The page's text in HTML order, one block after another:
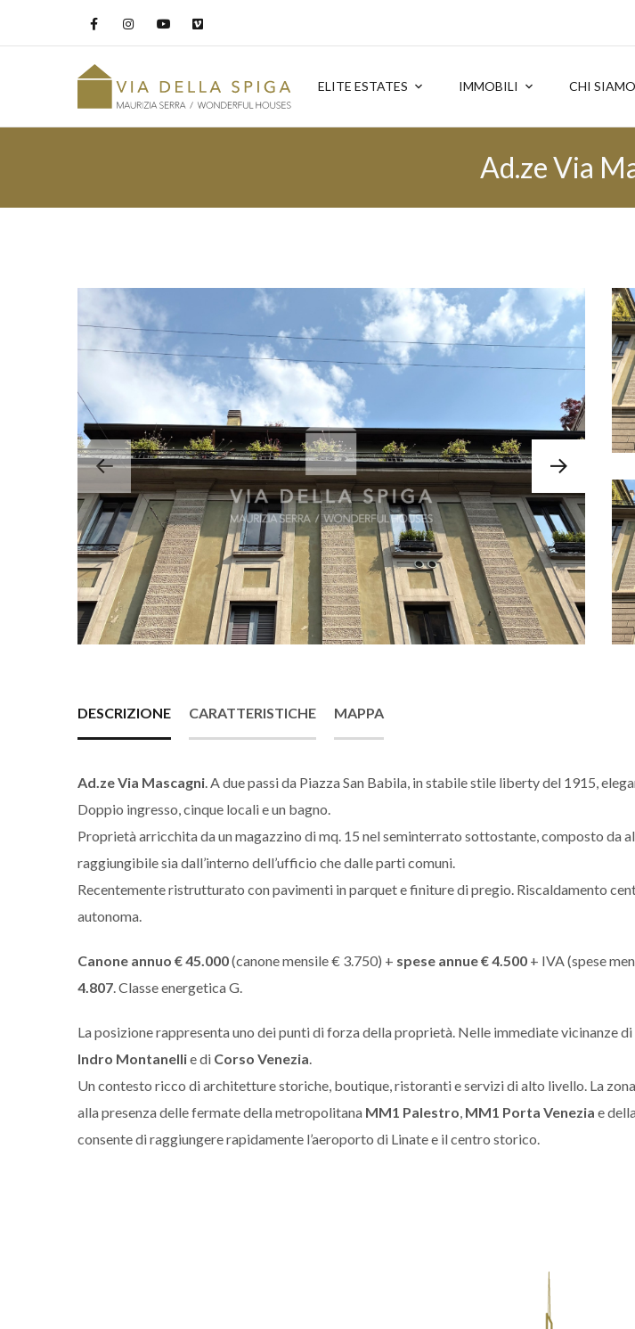
ELITE ESTATES IMMOBILI CHI SIAMO
Ad.ze Via
DESCRIZIONE CARATTERISTICHE MAPPA
Ad.ze Via Mascagni. A due passi da Piazza San Babila, in stabile stile liberty del 1915,
Doppio ingresso, cinque locali e un bagno.
Proprietà arricchita da un magazzino di mq. 15 nel seminterrato sottostante, composto da
raggiungibile sia dall’interno dell’ufficio che dalle parti comuni.
Recentemente ristrutturato con pavimenti in parquet e finiture di pregio. Riscaldamento
autonoma.
Canone annuo € 45.000(canone mensile € 3.750) + spese annue € 4.500 + IVA (spese
4.807. Classe energetica G.
La posizione rappresenta uno dei punti di forza della proprietà. Nelle immediate vicinanze di
Indro Montanellie di Corso Venezia.
Un contesto ricco di architetture storiche, boutique, ristoranti e servizi di alto livello. La
alla presenza delle fermate della metropolitana MM1 Palestro, MM1 Porta Venezia e
consente di raggiungere rapidamente l’aeroporto di Linate e il centro storico.